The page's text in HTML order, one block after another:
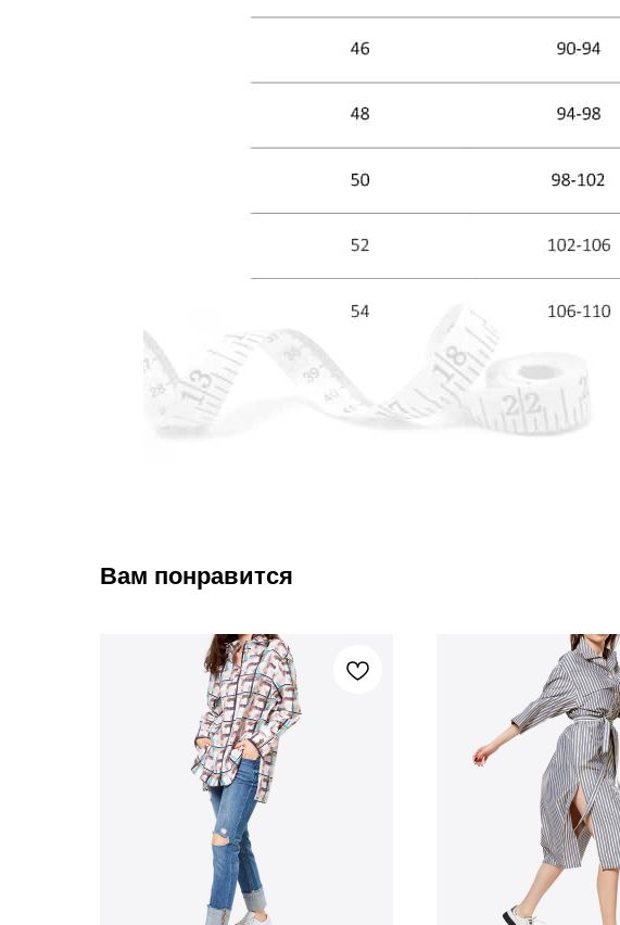
Вам понравится